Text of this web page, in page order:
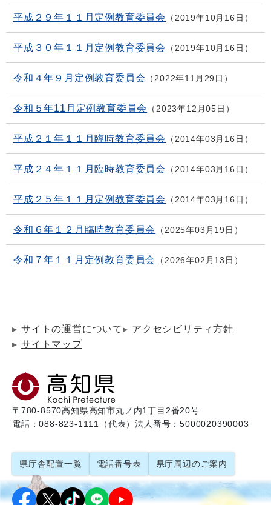
平成２９年１１月定例教育委員会 2019年10月16日
平成３０年１１月定例教育委員会 2019年10月16日
令和４年９月定例教育委員会 2022年11月29日
令和５年11月定例教育委員会 2023年12月05日
平成２１年１１月臨時教育委員会 2014年03月16日
平成２４年１１月臨時教育委員会 2014年03月16日
平成２５年１１月定例教育委員会 2014年03月16日
令和６年１２月臨時教育委員会 2025年03月19日
令和７年１１月定例教育委員会 2026年02月13日
サイトの運営について
アクセシビリティ方針
サイトマップ
〒780-8570高知県高知市丸ノ内1丁目2番20号
電話：088-823-1111（代表）法人番号：5000020390003
県庁舎配置一覧 電話番号表 県庁周辺のご案内